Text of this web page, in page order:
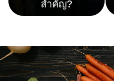
สำคัญ?